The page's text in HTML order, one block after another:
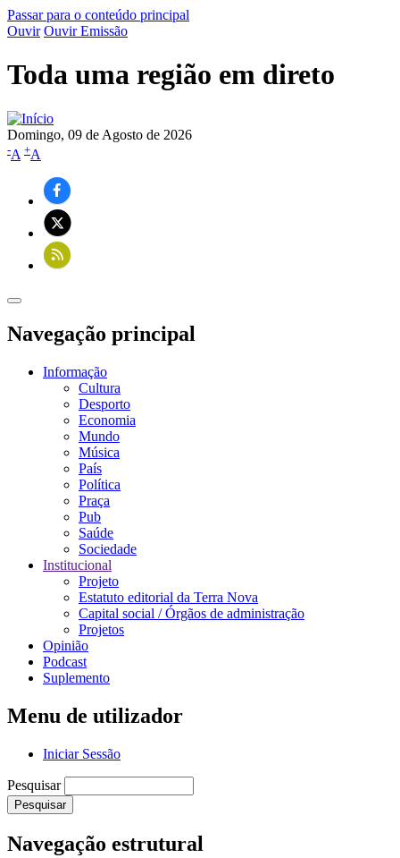
Passar para o conteúdo principal
Ouvir Ouvir Emissão
Toda uma região em direto
Domingo, 09 de Agosto de 2026
-A +A
Navegação principal
Informação
Cultura
Desporto
Economia
Mundo
Música
País
Política
Praça
Pub
Saúde
Sociedade
Institucional
Projeto
Estatuto editorial da Terra Nova
Capital social / Órgãos de administração
Projetos
Opinião
Podcast
Suplemento
Menu de utilizador
Iniciar Sessão
Pesquisar
Navegação estrutural